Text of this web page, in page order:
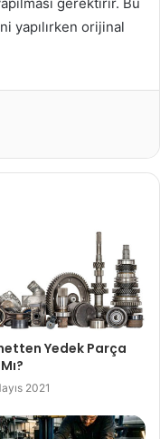
yapılırken orijinal
Yedek Parça
2021